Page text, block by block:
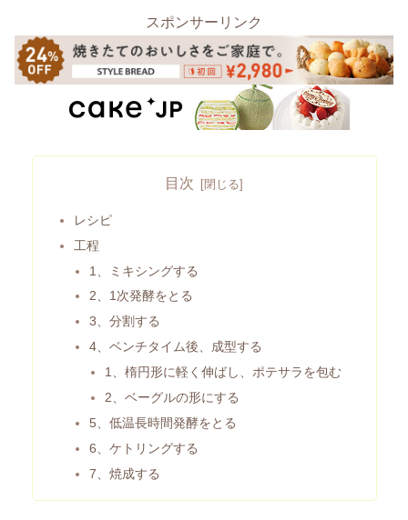
スポンサーリンク
目次
レシピ
工程
1、ミキシングする
2、1次発酵をとる
3、分割する
4、ベンチタイム後、成型する
1、楕円形に軽く伸ばし、ポテサラを包む
2、ベーグルの形にする
5、低温長時間発酵をとる
6、ケトリングする
7、焼成する